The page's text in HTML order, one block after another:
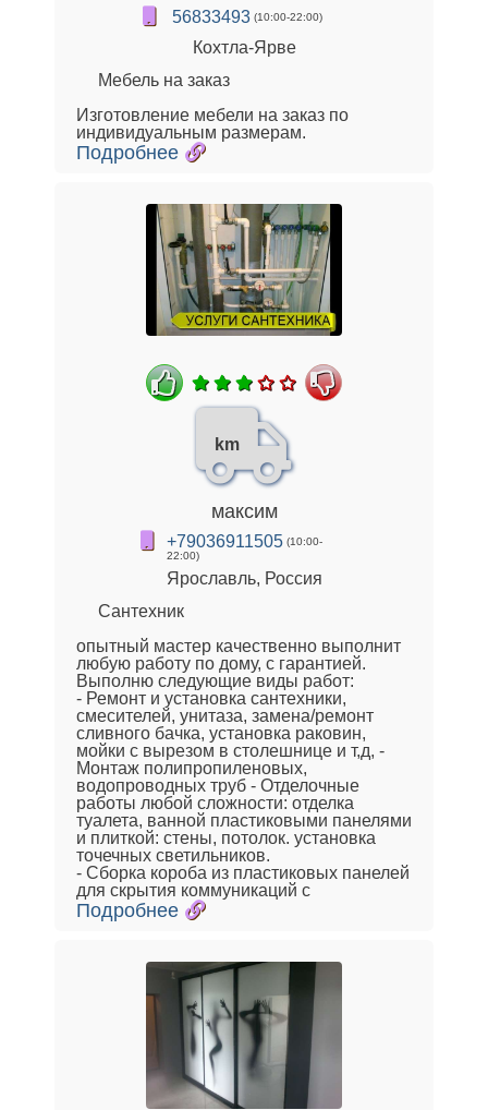
56833493 (10:00-22:00)
Кохтла-Ярве
Мебель на заказ
Изготовление мебели на заказ по
индивидуальным размерам.
Подробнее
km
максим
+79036911505 (10:00-
22:00)
Ярославль, Россия
Сантехник
опытный мастер качественно выполнит
любую работу по дому, с гарантией.
Выполню следующие виды работ:
- Ремонт и установка сантехники,
смесителей, унитаза, замена/ремонт
сливного бачка, установка раковин,
мойки с вырезом в столешнице и т,д, -
Монтаж полипропиленовых,
водопроводных труб - Отделочные
работы любой сложности: отделка
туалета, ванной пластиковыми панелями
и плиткой: стены, потолок. установка
точечных светильников.
- Сборка короба из пластиковых панелей
для скрытия коммуникаций с
Подробнее